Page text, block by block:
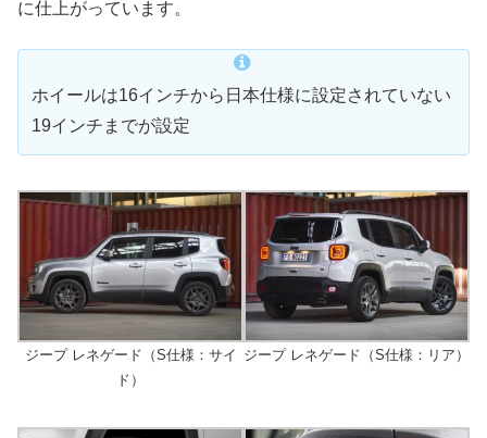
に仕上がっています。
ホイールは16インチから日本仕様に設定されていない
19インチまでが設定
ジープ レネゲード（S仕様：サイ
ド）
ジープ レネゲード（S仕様：リア）